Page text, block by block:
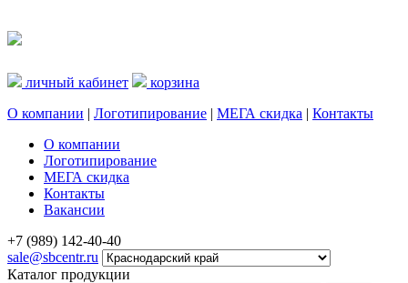
личный кабинет
корзина
О компании | Логотипирование | МЕГА скидка | Контакты
О компании
Логотипирование
МЕГА скидка
Контакты
Вакансии
+7 (989) 142-40-40
sale@sbcentr.ru
Каталог продукции